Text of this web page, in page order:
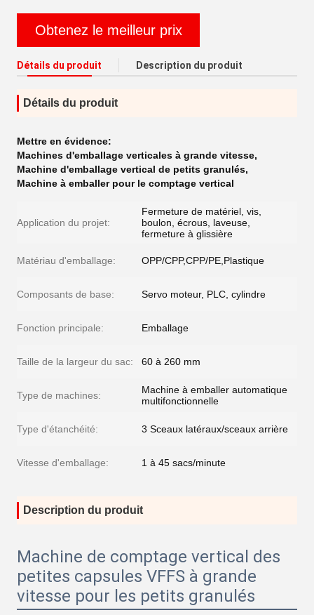
Obtenez le meilleur prix
Détails du produit Description du produit
Détails du produit
Mettre en évidence:
Machines d'emballage verticales à grande vitesse,
Machine d'emballage vertical de petits granulés,
Machine à emballer pour le comptage vertical
Application du projet:
Fermeture de matériel, vis,
boulon, écrous, laveuse,
fermeture à glissière
Matériau d'emballage: OPP/CPP,CPP/PE,Plastique
Composants de base: Servo moteur, PLC, cylindre
Fonction principale: Emballage
Taille de la largeur du sac: 60 à 260 mm
Type de machines:
Machine à emballer automatique
multifonctionnelle
Type d'étanchéité: 3 Sceaux latéraux/sceaux arrière
Vitesse d'emballage: 1 à 45 sacs/minute
Description du produit
Machine de comptage vertical des
petites capsules VFFS à grande
vitesse pour les petits granulés